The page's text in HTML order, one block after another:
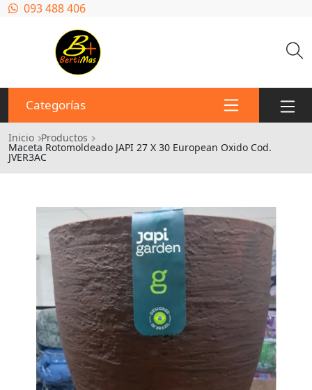
Pasar al contenido principal
093 488 406
Categorías
Ruta de navegación
Inicio Productos
Maceta Rotomoldeado JAPI 27 X 30 European Oxido Cod.
JVER3AC